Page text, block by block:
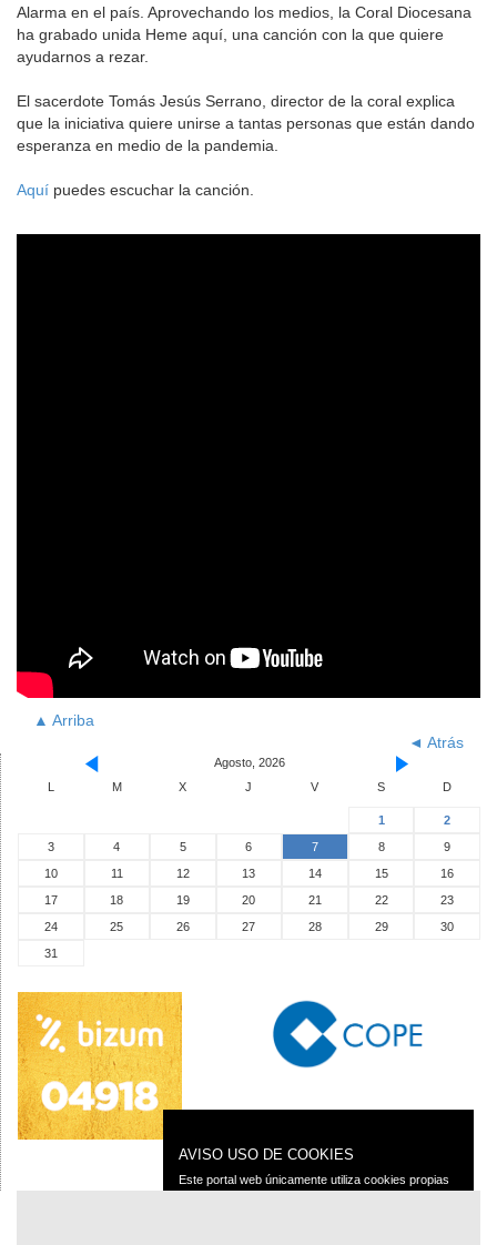
Alarma en el país. Aprovechando los medios, la Coral Diocesana
ha grabado unida Heme aquí, una canción con la que quiere
ayudarnos a rezar.
El sacerdote Tomás Jesús Serrano, director de la coral explica
que la iniciativa quiere unirse a tantas personas que están dando
esperanza en medio de la pandemia.
Aquí puedes escuchar la canción.
▲ Arriba
◄ Atrás
Agosto, 2026
L
M X J V S D
1
2
3
4 5 6 7 8
9
10
11 12 13 14 15
16
17
18 19 20 21 22
23
24
25 26 27 28 29
30
31
AVISO USO DE COOKIES
Este portal web únicamente utiliza cookies propias